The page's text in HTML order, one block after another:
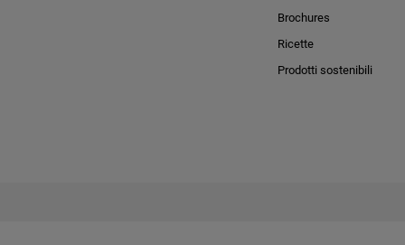
Brochures
Ricette
Prodotti sostenibili